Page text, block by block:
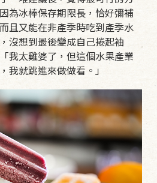
為冰棒保存期限長，恰好彌補
且又能在非產季時吃到產季水
沒想到最後變成自己捲起袖
我太雞婆了，但這個水果產業
我就跳進來做做看。」